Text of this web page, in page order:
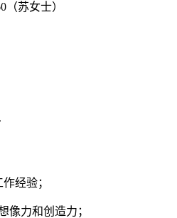
（苏女士）
经验；
像力和创造力；